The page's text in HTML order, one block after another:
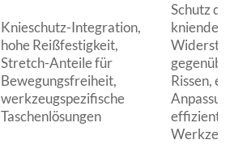
Knieschutz-Integration,
hohe Reißfestigkeit,
Stretch-Anteile für
Bewegungsfreiheit,
werkzeugspezifische
Taschenlösungen
Schutz
knienden
Rissen,
effiziente